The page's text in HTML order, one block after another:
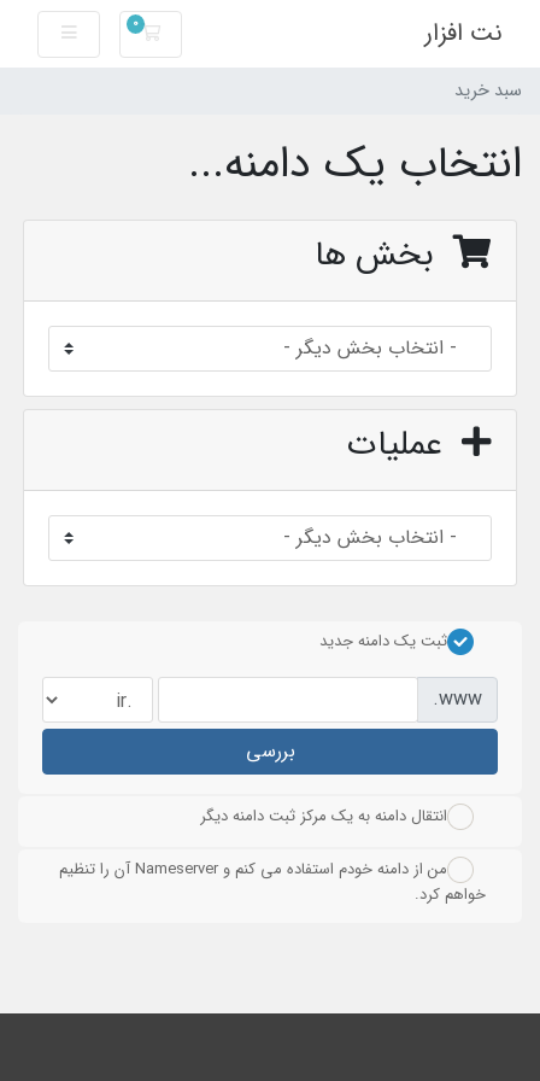
نت افزار 0
سبد خرید
سبد خرید
انتخاب یک دامنه...
بخش ها
عملیات
ثبت یک دامنه جدید
www.
بررسی
انتقال دامنه به یک مرکز ثبت دامنه دیگر
من از دامنه خودم استفاده می کنم و Nameserver آن را تنظیم
خواهم کرد.